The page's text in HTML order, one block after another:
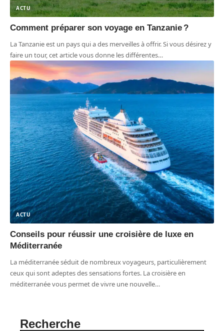
ACTU
Comment préparer son voyage en Tanzanie ?
La Tanzanie est un pays qui a des merveilles à offrir. Si vous désirez y
faire un tour, cet article vous donne les différentes…
ACTU
Conseils pour réussir une croisière de luxe en
Méditerranée
La méditerranée séduit de nombreux voyageurs, particulièrement
ceux qui sont adeptes des sensations fortes. La croisière en
méditerranée vous permet de vivre une nouvelle…
Recherche